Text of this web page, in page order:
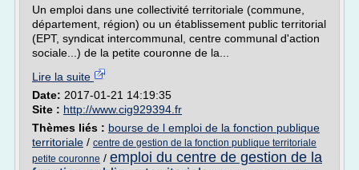
Un emploi dans une collectivité territoriale (commune,
département, région) ou un établissement public territorial
(EPT, syndicat intercommunal, centre communal d'action
sociale...) de la petite couronne de la...
Lire la suite
Date: 2017-01-21 14:19:35
Site : http://www.cig929394.fr
Thèmes liés : bourse de l emploi de la fonction publique
territoriale / centre de gestion de la fonction publique territoriale
petite couronne / emploi du centre de gestion de la